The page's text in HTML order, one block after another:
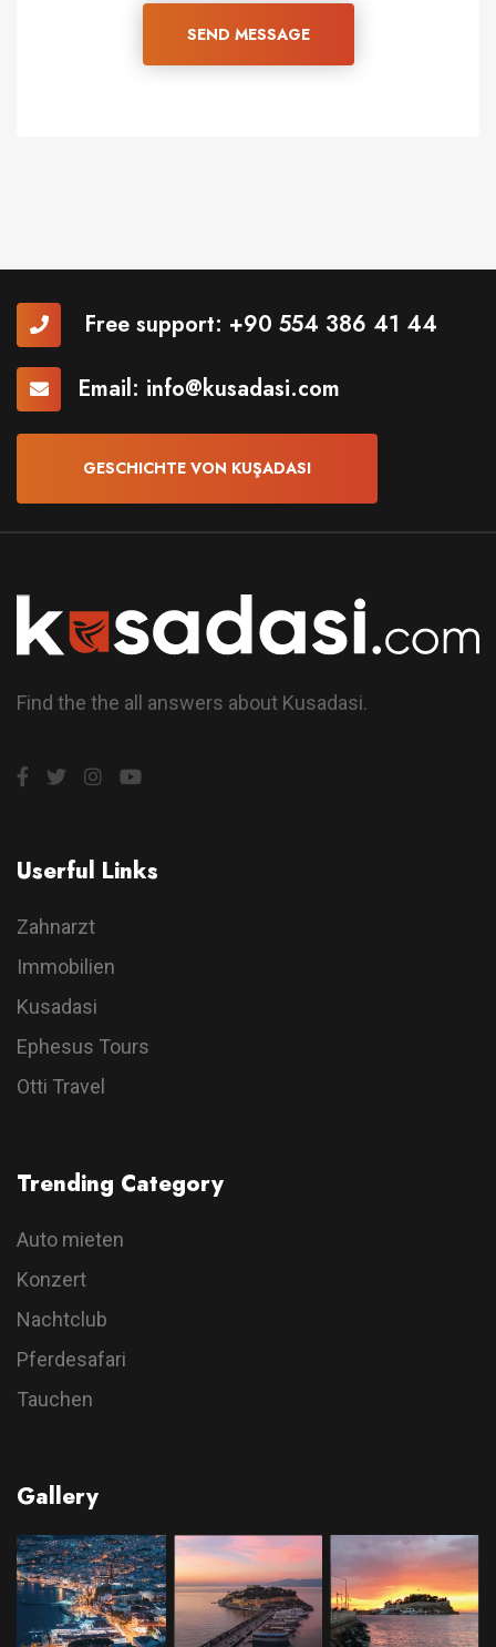
SEND MESSAGE
Free support: +90 554 386 41 44
Email: info@kusadasi.com
GESCHICHTE VON KUŞADASI
Find the the all answers about Kusadasi.
Userful Links
Zahnarzt
Immobilien
Kusadasi
Ephesus Tours
Otti Travel
Trending Category
Auto mieten
Konzert
Nachtclub
Pferdesafari
Tauchen
Gallery